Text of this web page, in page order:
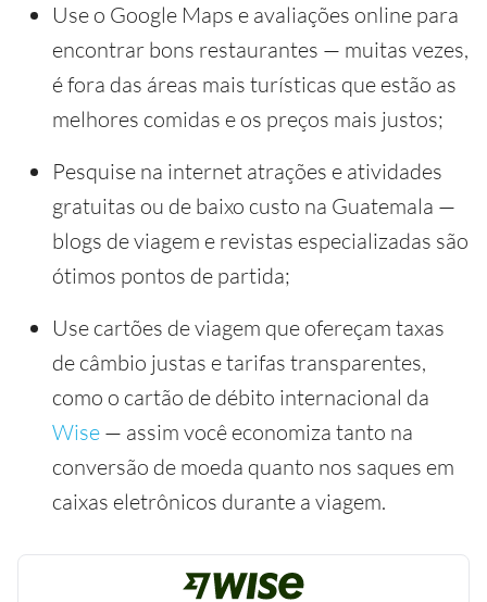
Use o Google Maps e avaliações online para
encontrar bons restaurantes — muitas vezes,
é fora das áreas mais turísticas que estão as
melhores comidas e os preços mais justos;
Pesquise na internet atrações e atividades
gratuitas ou de baixo custo na Guatemala —
blogs de viagem e revistas especializadas são
ótimos pontos de partida;
Use cartões de viagem que ofereçam taxas
de câmbio justas e tarifas transparentes,
como o cartão de débito internacional da
Wise — assim você economiza tanto na
conversão de moeda quanto nos saques em
caixas eletrônicos durante a viagem.